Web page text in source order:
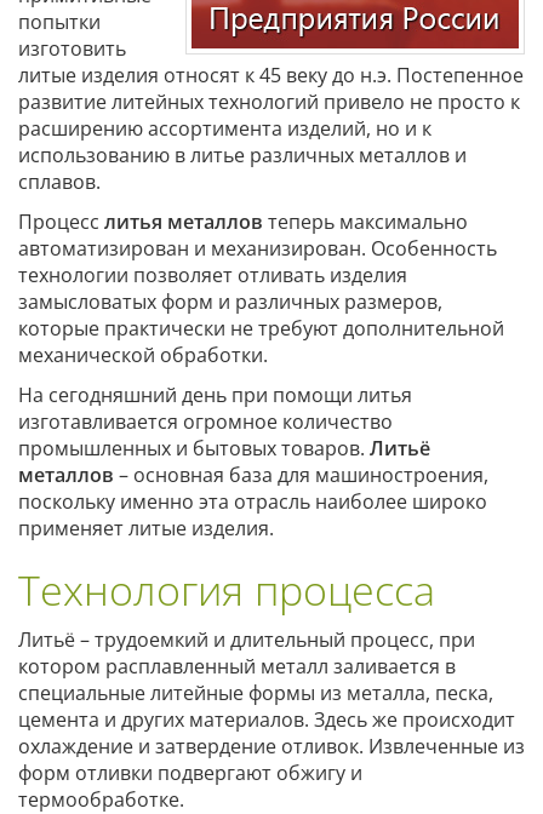
попытки
изготовить
литые изделия относят к 45 веку до н.э. Постепенное
развитие литейных технологий привело не просто к
расширению ассортимента изделий, но и к
использованию в литье различных металлов и
сплавов.
Процесс литья металлов теперь максимально
автоматизирован и механизирован. Особенность
технологии позволяет отливать изделия
замысловатых форм и различных размеров,
которые практически не требуют дополнительной
механической обработки.
На сегодняшний день при помощи литья
изготавливается огромное количество
промышленных и бытовых товаров. Литьё
металлов – основная база для машиностроения,
поскольку именно эта отрасль наиболее широко
применяет литые изделия.
Технология процесса
Литьё – трудоемкий и длительный процесс, при
котором расплавленный металл заливается в
специальные литейные формы из металла, песка,
цемента и других материалов. Здесь же происходит
охлаждение и затвердение отливок. Извлеченные из
форм отливки подвергают обжигу и
термообработке.